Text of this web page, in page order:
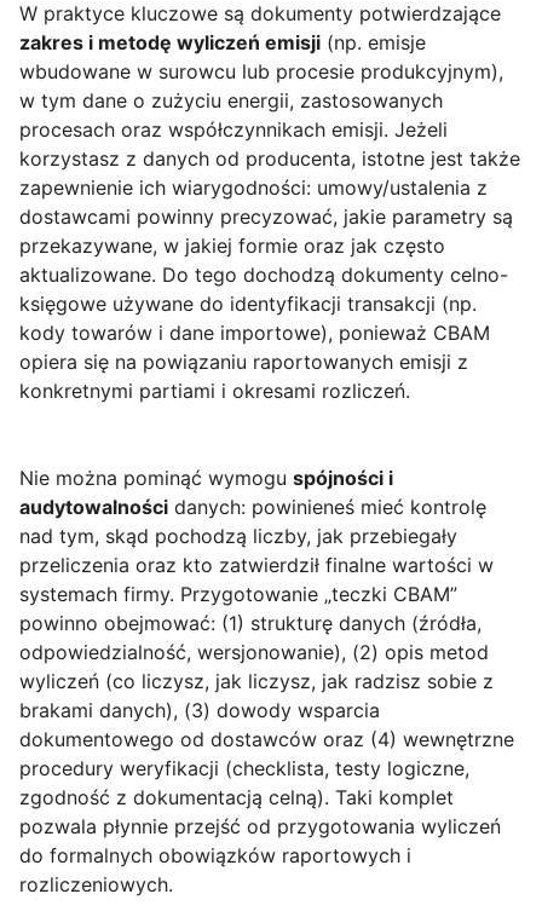
W praktyce kluczowe są dokumenty potwierdzające
zakres i metodę wyliczeń emisji (np. emisje
wbudowane w surowcu lub procesie produkcyjnym),
w tym dane o zużyciu energii, zastosowanych
procesach oraz współczynnikach emisji. Jeżeli
korzystasz z danych od producenta, istotne jest także
zapewnienie ich wiarygodności: umowy/ustalenia z
dostawcami powinny precyzować, jakie parametry są
przekazywane, w jakiej formie oraz jak często
aktualizowane. Do tego dochodzą dokumenty celno-
księgowe używane do identyfikacji transakcji (np.
kody towarów i dane importowe), ponieważ CBAM
opiera się na powiązaniu raportowanych emisji z
konkretnymi partiami i okresami rozliczeń.
Nie można pominąć wymogu spójności i
audytowalności danych: powinieneś mieć kontrolę
nad tym, skąd pochodzą liczby, jak przebiegały
przeliczenia oraz kto zatwierdził finalne wartości w
systemach firmy. Przygotowanie „teczki CBAM”
powinno obejmować: (1) strukturę danych (źródła,
odpowiedzialność, wersjonowanie), (2) opis metod
wyliczeń (co liczysz, jak liczysz, jak radzisz sobie z
brakami danych), (3) dowody wsparcia
dokumentowego od dostawców oraz (4) wewnętrzne
procedury weryfikacji (checklista, testy logiczne,
zgodność z dokumentacją celną). Taki komplet
pozwala płynnie przejść od przygotowania wyliczeń
do formalnych obowiązków raportowych i
rozliczeniowych.